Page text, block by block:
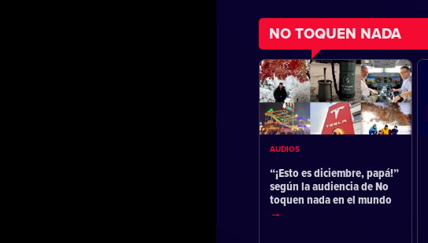
NO TOQUEN NADA
AUDIOS
“¡Esto es diciembre, papá!”
según la audiencia de No
toquen nada en el mundo